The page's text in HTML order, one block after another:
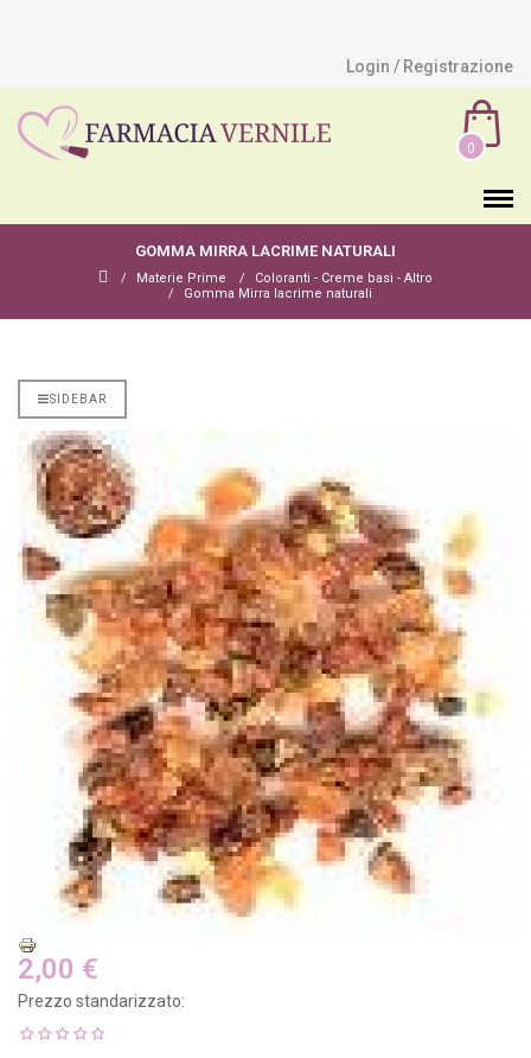
Login / Registrazione
0
GOMMA MIRRA LACRIME NATURALI
Materie Prime
Coloranti - Creme basi - Altro
Gomma Mirra lacrime naturali
SIDEBAR
2,00 €
Prezzo standarizzato: